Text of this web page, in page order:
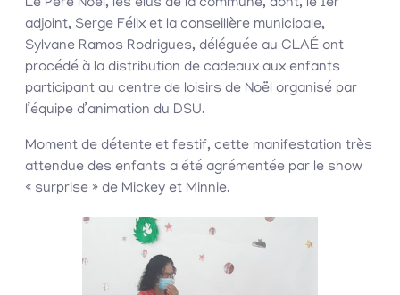
Le Père Noël, les élus de la commune, dont, le 1er
adjoint, Serge Félix et la conseillère municipale,
Sylvane Ramos Rodrigues, déléguée au CLAÉ ont
procédé à la distribution de cadeaux aux enfants
participant au centre de loisirs de Noël organisé par
l’équipe d’animation du DSU.
Moment de détente et festif, cette manifestation très
attendue des enfants a été agrémentée par le show
« surprise » de Mickey et Minnie.